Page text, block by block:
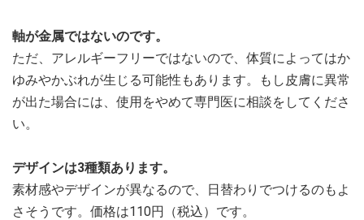
軸が金属ではないのです。
ただ、アレルギーフリーではないので、体質によってはか
ゆみやかぶれが生じる可能性もあります。もし皮膚に異常
が出た場合には、使用をやめて専門医に相談をしてくださ
い。
デザインは3種類あります。
素材感やデザインが異なるので、日替わりでつけるのもよ
さそうです。価格は110円（税込）です。